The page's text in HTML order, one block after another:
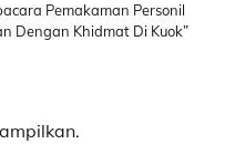
Pemakaman Personil
Dengan Khidmat Di Kuok”